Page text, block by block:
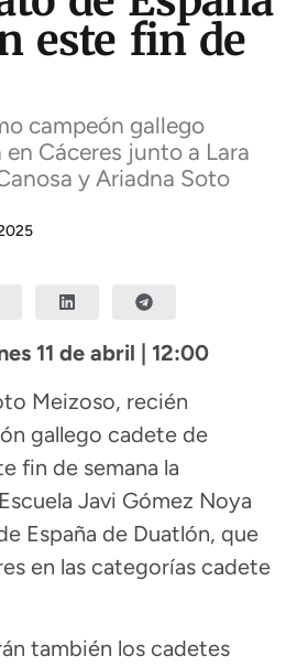
este fin de
campeón gallego
Cáceres junto a Lara
y Ariadna Soto
11 de abril | 12:00
Meizoso, recién
gallego cadete de
fin de semana la
Javi Gómez Noya
España de Duatlón, que
en las categorías cadete
también los cadetes